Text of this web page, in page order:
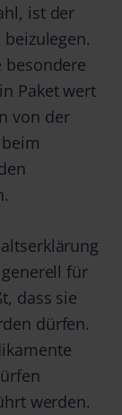
ist der
besondere
Paket wert
von der
für
dass sie
dürfen.
werden.